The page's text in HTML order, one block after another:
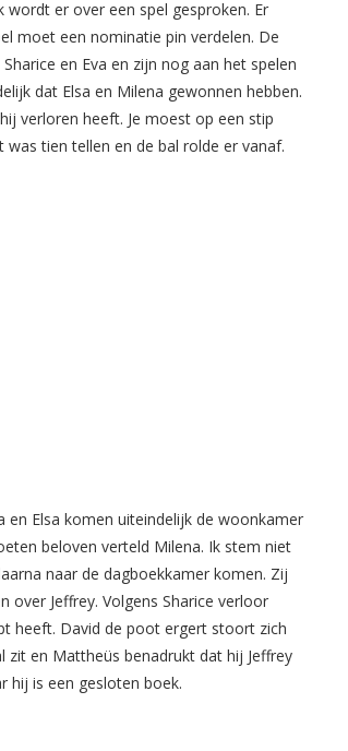
er over een spel gesproken. Er
moet een nominatie pin verdelen. De
en Eva en zijn nog aan het spelen
dat Elsa en Milena gewonnen hebben.
verloren heeft. Je moest op een stip
tien tellen en de bal rolde er vanaf.
en Elsa komen uiteindelijk de woonkamer
beloven verteld Milena. Ik stem niet
naar de dagboekkamer komen. Zij
Jeffrey. Volgens Sharice verloor
heeft. David de poot ergert stoort zich
zit en Mattheüs benadrukt dat hij Jeffrey
hij is een gesloten boek.